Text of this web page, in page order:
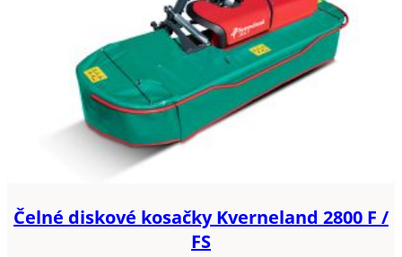
Čelné diskové kosačky Kverneland 2800 F /
FS